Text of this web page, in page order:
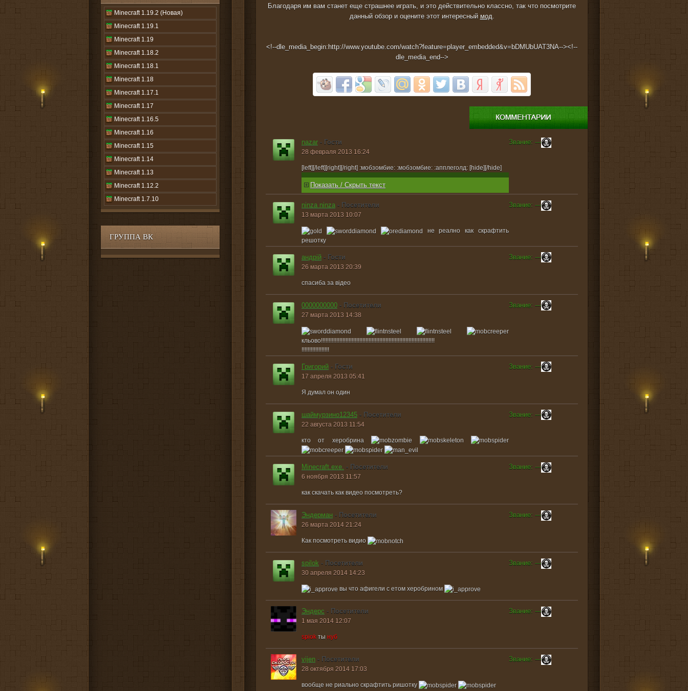
Minecraft 1.19.2 (Новая)
Minecraft 1.19.1
Minecraft 1.19
Minecraft 1.18.2
Minecraft 1.18.1
Minecraft 1.18
Minecraft 1.17.1
Minecraft 1.17
Minecraft 1.16.5
Minecraft 1.16
Minecraft 1.15
Minecraft 1.14
Minecraft 1.13
Minecraft 1.12.2
Minecraft 1.7.10
ГРУППА ВК
Благодаря им вам станет еще страшнее играть, и это действительно классно, так что посмотрите
данный обзор и оцените этот интересный мод.
<!--dle_media_begin:http://www.youtube.com/watch?feature=player_embedded&v=bDMUbUAT3NA--><!--
dle_media_end-->
nazar - Гости
28 февраля 2013 16:24
[left][/left][right][/right] :мобзомбие: :мобзомбие: :апплеголд: [hide][/hide]
Показать / Скрыть текст
Звание: ---
ninza ninza - Посетители
13 марта 2013 10:07
не реално как скрафтить
решотку
Звание: ---
андрій - Гости
26 марта 2013 20:39
спасиба за відео
Звание: ---
0000000000 - Посетители
27 марта 2013 14:38
кльово!!!!!!!!!!!!!!!!!!!!!!!!!!!!!!!!!!!!!!!!!!!!!!!!!!!!!!!!!!!!!!!!!!!!!!!!!!
!!!!!!!!!!!!!!!!!!
Звание: ---
Григорий - Гости
17 апреля 2013 05:41
Я думал он один
Звание: ---
шаймурзино12345 - Посетители
22 августа 2013 11:54
кто от херобрина
Звание: ---
Minecraft.exe. - Посетители
6 ноября 2013 11:57
как скачать как видео посмотреть?
Звание: ---
Эндерман - Посетители
26 марта 2014 21:24
Как посмотреть видио
Звание: ---
spilok - Посетители
30 апреля 2014 14:23
вы что афигели с етом херобрином
Звание: ---
Эндерс - Посетители
1 мая 2014 12:07
spiok ты нуб
Звание: ---
vijen - Посетители
28 октября 2014 17:03
вообще не риально скрафтить ришотку
Звание: ---